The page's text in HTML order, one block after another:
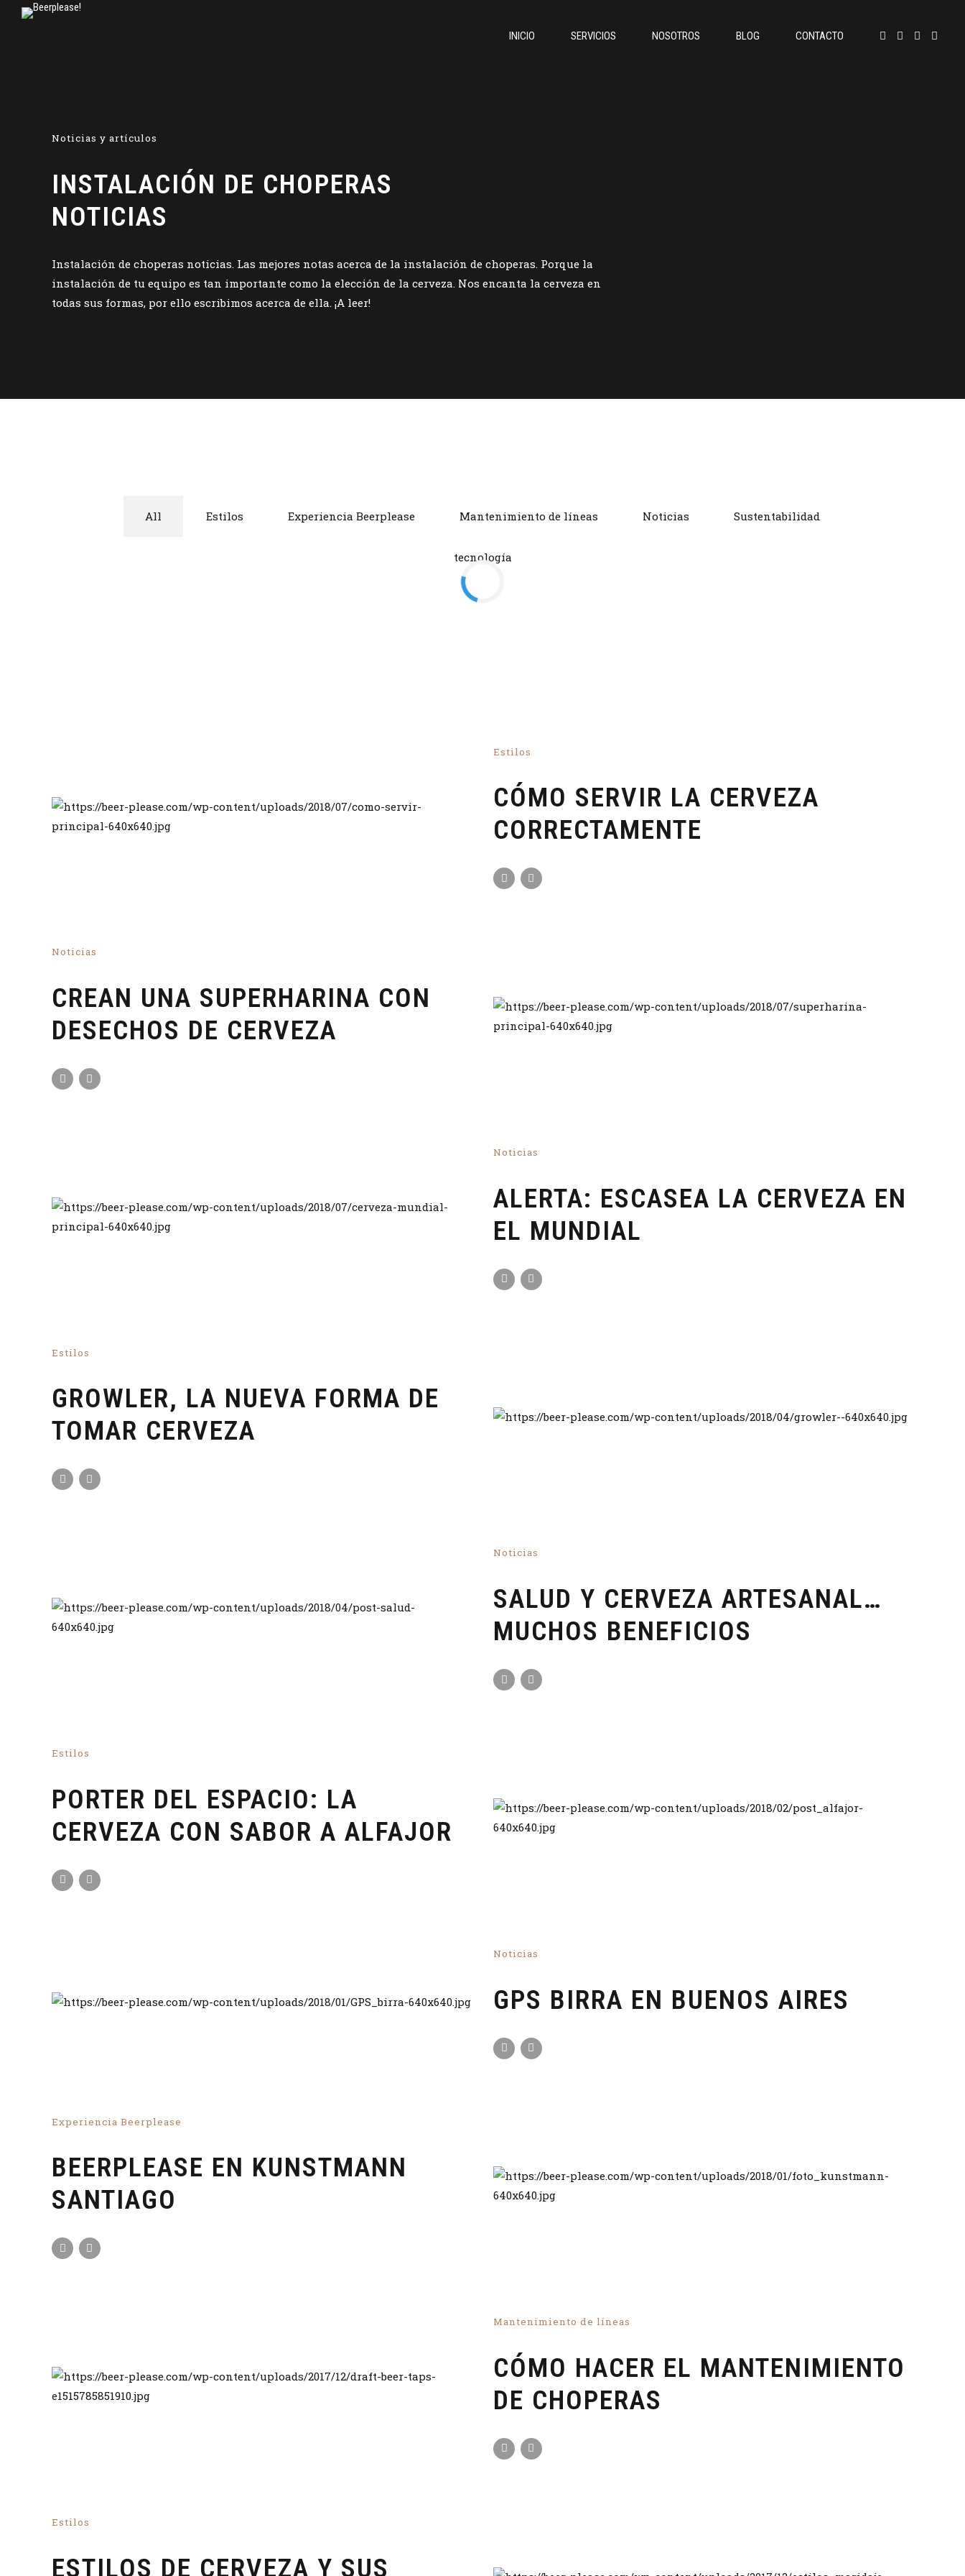
INICIO SERVICIOS NOSOTROS BLOG CONTACTO
Noticias y artículos
INSTALACIÓN DE CHOPERAS
NOTICIAS
Instalación de choperas noticias. Las mejores notas acerca de la instalación de choperas. Porque la
instalación de tu equipo es tan importante como la elección de la cerveza. Nos encanta la cerveza en
todas sus formas, por ello escribimos acerca de ella. ¡A leer!
All Estilos Experiencia Beerplease Mantenimiento de líneas Noticias Sustentabilidad
tecnología
Estilos
CÓMO SERVIR LA CERVEZA
CORRECTAMENTE
Noticias
CREAN UNA SUPERHARINA CON
DESECHOS DE CERVEZA
Noticias
ALERTA: ESCASEA LA CERVEZA EN
EL MUNDIAL
Estilos
GROWLER, LA NUEVA FORMA DE
TOMAR CERVEZA
Noticias
SALUD Y CERVEZA ARTESANAL…
MUCHOS BENEFICIOS
Estilos
PORTER DEL ESPACIO: LA
CERVEZA CON SABOR A ALFAJOR
Noticias
GPS BIRRA EN BUENOS AIRES
Experiencia Beerplease
BEERPLEASE EN KUNSTMANN
SANTIAGO
Mantenimiento de líneas
CÓMO HACER EL MANTENIMIENTO
DE CHOPERAS
Estilos
ESTILOS DE CERVEZA Y SUS